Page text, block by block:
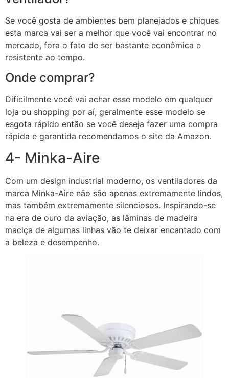
Se você gosta de ambientes bem planejados e chiques
esta marca vai ser a melhor que você vai encontrar no
mercado, fora o fato de ser bastante econômica e
resistente ao tempo.
Onde comprar?
Dificilmente você vai achar esse modelo em qualquer
loja ou shopping por aí, geralmente esse modelo se
esgota rápido então se você deseja fazer uma compra
rápida e garantida recomendamos o site da Amazon.
4- Minka-Aire
Com um design industrial moderno, os ventiladores da
marca Minka-Aire não são apenas extremamente lindos,
mas também extremamente silenciosos. Inspirando-se
na era de ouro da aviação, as lâminas de madeira
maciça de algumas linhas vão te deixar encantado com
a beleza e desempenho.